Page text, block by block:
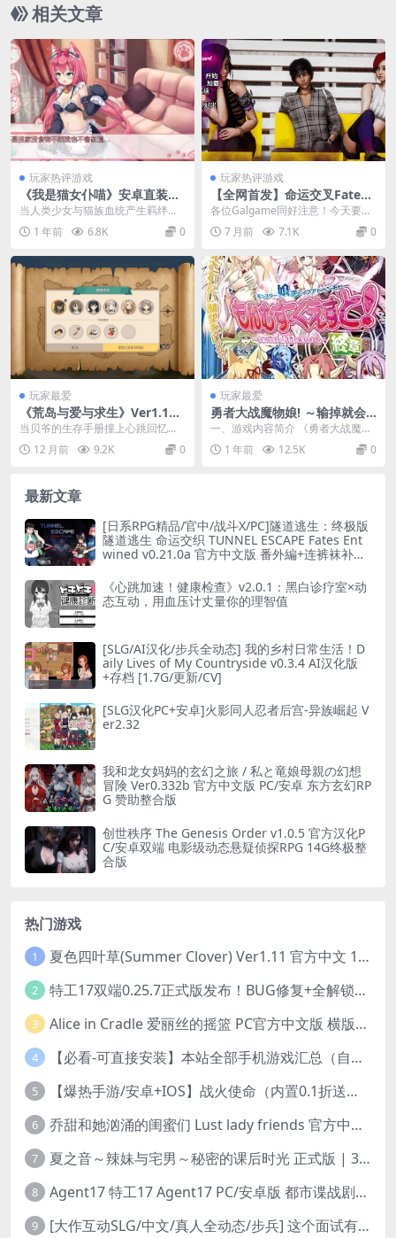
相关文章
玩家热评游戏
《我是猫女仆喵》安卓直装版
上线：SLG官中全语音沉浸式
体验
当人类少女与猫族血统产生羁绊，
究竟会碰撞出怎样奇妙的故事？今
天带来的这款2023...
1 年前 6.8K 0
玩家热评游戏
【全网首发】命运交叉FatesC
rossed V0.2.6汉化双端 3G全
动态亚洲风SLG新章解锁
各位Galgame同好注意！今天要带
你们体验今年最值得熬夜通关的亚
洲风视觉神作—...
7 月前 7.1K 0
玩家最爱
《荒岛与爱与求生》Ver1.1终
极进化：沙盒SLG+全动态+CV
配音【PC/700M】生存指南
当贝爷的生存手册撞上心跳回忆，
会炸出怎样的核爆级体验？《荒岛
与爱与求生》Ver1...
12 月前 9.2K 0
玩家最爱
勇者大战魔物娘! ～输掉就会
被妖女硬上～ もんむす·くえ
すと！ PC+ONS+安卓直装 rp
g类型
一、游戏内容简介 《勇者大战魔物
娘！～输掉就会被妖女硬上～ もん
むす・くえすと！...
1 年前 12.5K 0
最新文章
[日系RPG精品/官中/战斗X/PC]隧道逃生：终极版
隧道逃生 命运交织 TUNNEL ESCAPE Fates Ent
wined v0.21.0a 官方中文版 番外編+连裤袜补丁
《心跳加速！健康检查》v2.0.1：黑白诊疗室×动
态互动，用血压计丈量你的理智值
[SLG/AI汉化/步兵全动态] 我的乡村日常生活！D
aily Lives of My Countryside v0.3.4 AI汉化版
+存档 [1.7G/更新/CV]
[SLG汉化PC+安卓]火影同人忍者后宫-异族崛起 V
er2.32
我和龙女妈妈的玄幻之旅 / 私と竜娘母親の幻想
冒険 Ver0.332b 官方中文版 PC/安卓 东方玄幻RP
G 赞助整合版
创世秩序 The Genesis Order v1.0.5 官方汉化P
C/安卓双端 电影级动态悬疑侦探RPG 14G终极整
合版
热门游戏
1 夏色四叶草(Summer Clover) Ver1.11 官方中文 1+4.35G 全CG 有CV 百度盘版本
2 特工17双端0.25.7正式版发布！BUG修复+全解锁存档+赞助码合集（安卓/PC/中文/动态）
3 Alice in Cradle 爱丽丝的摇篮 PC官方中文版 横版动作ACT 手绘幻想风 v0.29g 完整体验版
4 【必看-可直接安装】本站全部手机游戏汇总（自带修改器MOD）
5 【爆热手游/安卓+IOS】战火使命（内置0.1折送可触碰战姬）[中文/美女养成/整合兑换码/双端互通/更新]（公测）
6 乔甜和她汹涌的闺蜜们 Lust lady friends 官方中文版本 SLG类型
7 夏之音～辣妹与宅男～秘密的课后时光 正式版 | 3D 动态步兵触摸互动 SLG|PC 平台 | 内嵌汉化 + 去码补丁 + 修改存档 | 1.5G
8 Agent17 特工17 Agent17 PC/安卓版 都市谍战剧情模拟RPG v0.26.6 官方中文高清版
9 [大作互动SLG/中文/真人全动态/步兵] 这个面试有点硬2-远征东洋篇 免登录破解版本V1.11 官方中文步兵 [20G/新破解/中文配音]